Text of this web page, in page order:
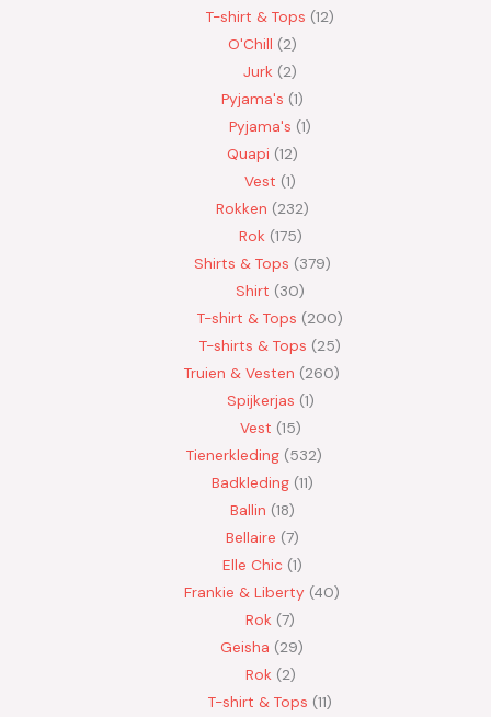
T-shirt & Tops 12
O'Chill 2
Jurk 2
Pyjama's 1
Pyjama's 1
Quapi 12
Vest 1
Rokken 232
Rok 175
Shirts & Tops 379
Shirt
30
T-shirt & Tops
200
T-shirts & Tops
25
Truien & Vesten
260
Spijkerjas 1
Vest 15
Tienerkleding 532
Badkleding 11
Ballin 18
Bellaire 7
Elle Chic 1
Frankie & Liberty 40
Rok 7
Geisha
29
Rok 2
T-shirt & Tops 11